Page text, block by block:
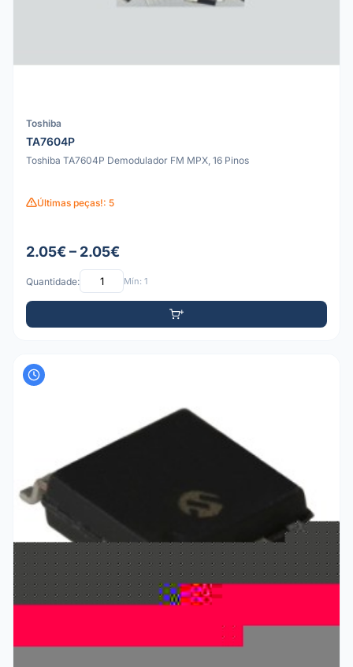
Toshiba
TA7604P
Toshiba TA7604P Demodulador FM MPX, 16 Pinos
Últimas peças!: 5
2.05€ – 2.05€
Quantidade: Mín: 1